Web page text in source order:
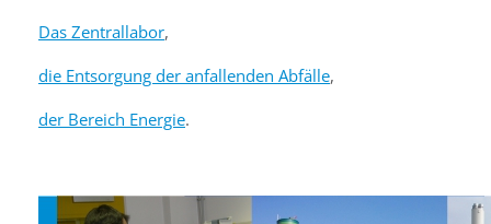
Das Zentrallabor,
die Entsorgung der anfallenden Abfälle,
der Bereich Energie.